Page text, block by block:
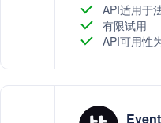
API适用于
有限试用
API可用性